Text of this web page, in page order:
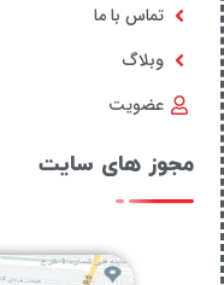
تماس با ما
وبلاگ
عضویت
مجوز های سایت